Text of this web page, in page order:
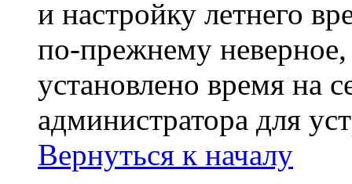
и настройку летнего
по-прежнему неверное,
установлено время на
администратора для
Вернуться к началу